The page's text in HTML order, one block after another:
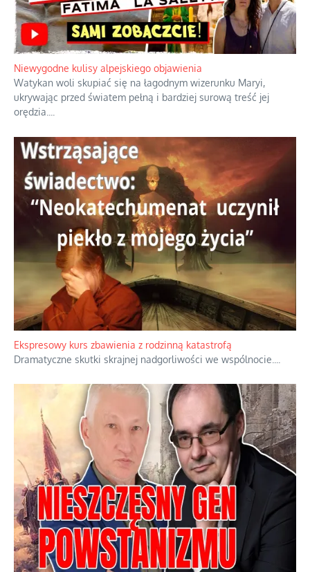
Niewygodne kulisy alpejskiego objawienia
Watykan woli skupiać się na łagodnym wizerunku Maryi,
ukrywając przed światem pełną i bardziej surową treść jej
orędzia.
Ekspresowy kurs zbawienia z rodzinną katastrofą
Dramatyczne skutki skrajnej nadgorliwości we wspólnocie.